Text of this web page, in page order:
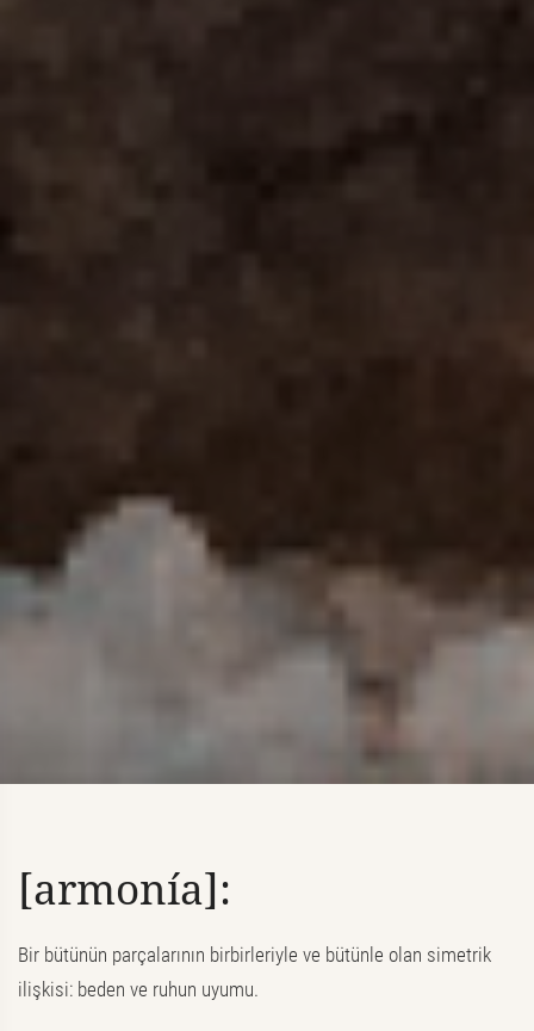
[armonía]:
Bir bütünün parçalarının birbirleriyle ve bütünle olan simetrik
ilişkisi: beden ve ruhun uyumu.